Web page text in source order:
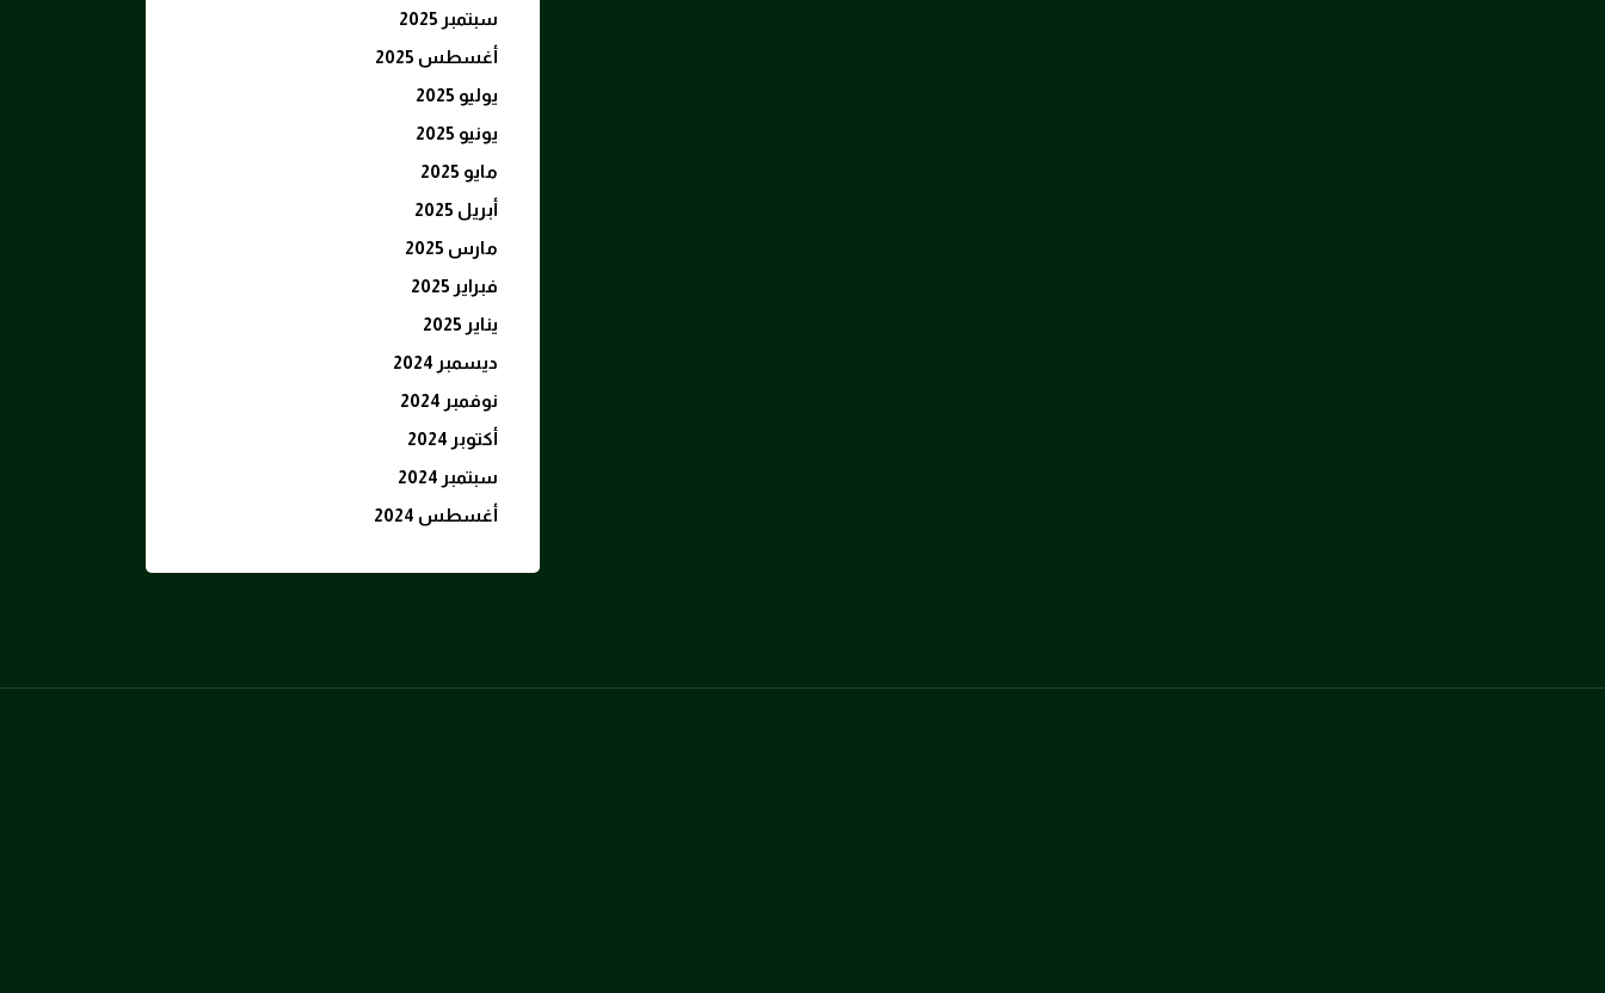
سبتمبر 2025
أغسطس 2025
يوليو 2025
يونيو 2025
مايو 2025
أبريل 2025
مارس 2025
فبراير 2025
يناير 2025
ديسمبر 2024
نوفمبر 2024
أكتوبر 2024
سبتمبر 2024
أغسطس 2024